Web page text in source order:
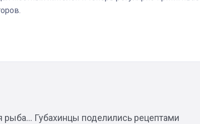
рыба... Губахинцы поделились рецептами